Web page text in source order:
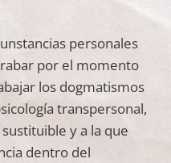
personales
por el momento
los dogmatismos
transpersonal,
y a la que
dentro del